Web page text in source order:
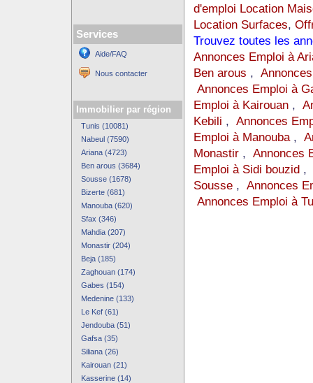
Services
Aide/FAQ
Nous contacter
Immobilier par région
Tunis (10081)
Nabeul (7590)
Ariana (4723)
Ben arous (3684)
Sousse (1678)
Bizerte (681)
Manouba (620)
Sfax (346)
Mahdia (207)
Monastir (204)
Beja (185)
Zaghouan (174)
Gabes (154)
Medenine (133)
Le Kef (61)
Jendouba (51)
Gafsa (35)
Siliana (26)
Kairouan (21)
Kasserine (14)
d'emploi Location
Location Surfaces,
Trouvez toutes les
Annonces Emploi à
Ben arous ,
Annonces Emploi à
Emploi à Kairouan,
Kebili , Annonces
Emploi à Manouba,
Monastir, Annonces
Emploi à Sidi bouzid,
Sousse, Annonces
Annonces Emploi à